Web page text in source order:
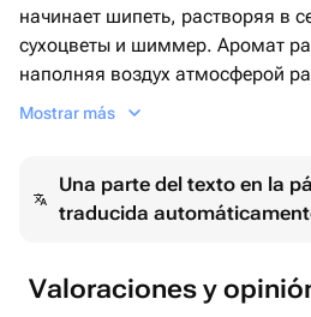
начинает шипеть, растворяя в
сухоцветы и шиммер. Аромат
наполняя воздух атмосферой
придаёт воде лёгкое сияние,
насыщенного дня. Solace не
просто создаёт пространство,
фиолетовый. Один кубик - одна
Mostrar más
Una parte del texto en la
traducida
Valoraciones y